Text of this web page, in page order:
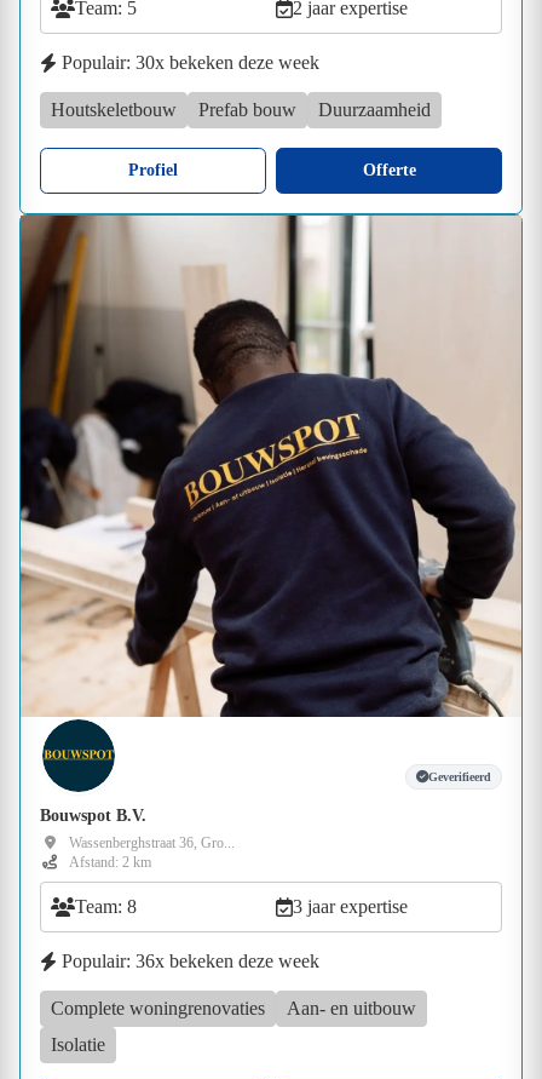
Team: 5 2 jaar expertise
Populair: 30x bekeken deze week
Houtskeletbouw Prefab bouw Duurzaamheid
Profiel Offerte
Geverifieerd
Bouwspot B.V.
Wassenberghstraat 36, Gro...
Afstand: 2 km
Team: 8 3 jaar expertise
Populair: 36x bekeken deze week
Complete woningrenovaties
Aan- en uitbouw
Isolatie